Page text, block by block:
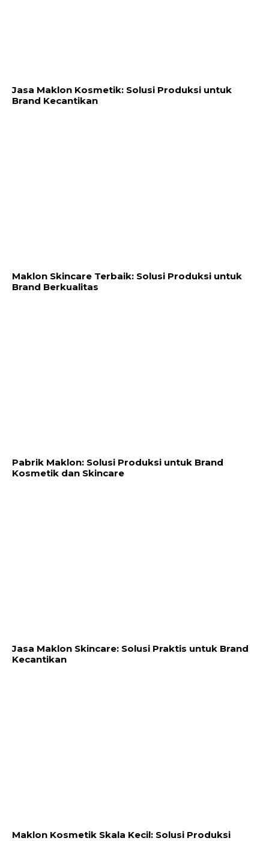
Jasa Maklon Kosmetik: Solusi Produksi untuk
Brand Kecantikan
Maklon Skincare Terbaik: Solusi Produksi untuk
Brand Berkualitas
Pabrik Maklon: Solusi Produksi untuk Brand
Kosmetik dan Skincare
Jasa Maklon Skincare: Solusi Praktis untuk Brand
Kecantikan
Maklon Kosmetik Skala Kecil: Solusi Produksi